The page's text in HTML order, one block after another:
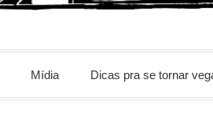
Mídia Dicas pra se tornar